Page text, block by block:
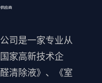
司是一家专业从
家高新技术企
清除液》、《室